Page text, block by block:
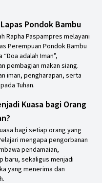
Pondok Bambu
Rapha Paspampres melayani
Perempuan Pondok Bambu
adalah Iman”,
pembagian makan siang.
iman, pengharapan, serta
Tuhan.
Kuasa bagi Orang
bagi setiap orang yang
mengapa pengorbanan
pendamaian,
baru, sekaligus menjadi
yang menerima dan